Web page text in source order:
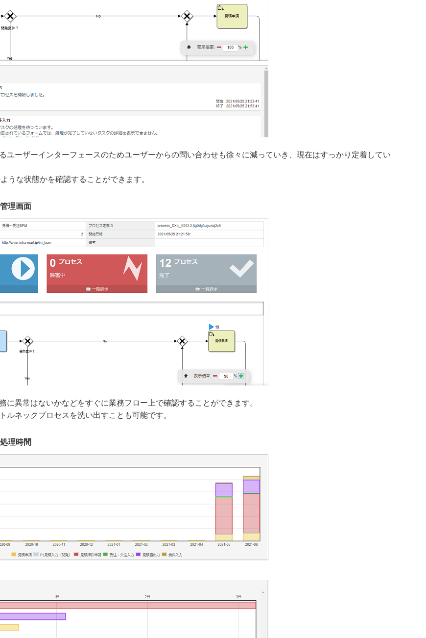
ユーザーインターフェースのためユーザーからの問い合わせも徐々に減っていき、現在はすっかり定着してい
うな状態かを確認することができます。
理画面
異常はないかなどをすぐに業務フロー上で確認することができます。
ネックプロセスを洗い出すことも可能です。
理時間